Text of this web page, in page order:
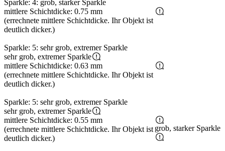
Sparkle: 4: grob, starker Sparkle
mittlere Schichtdicke: 0.75 mm
(errechnete mittlere Schichtdicke. Ihr Objekt ist
deutlich dicker.)
Sparkle: 5: sehr grob, extremer Sparkle
sehr grob, extremer Sparkle
mittlere Schichtdicke: 0.63 mm
(errechnete mittlere Schichtdicke. Ihr Objekt ist
deutlich dicker.)
Sparkle: 5: sehr grob, extremer Sparkle
sehr grob, extremer Sparkle
mittlere Schichtdicke: 0.55 mm
(errechnete mittlere Schichtdicke. Ihr Objekt ist
deutlich dicker.)
grob, starker Sparkle